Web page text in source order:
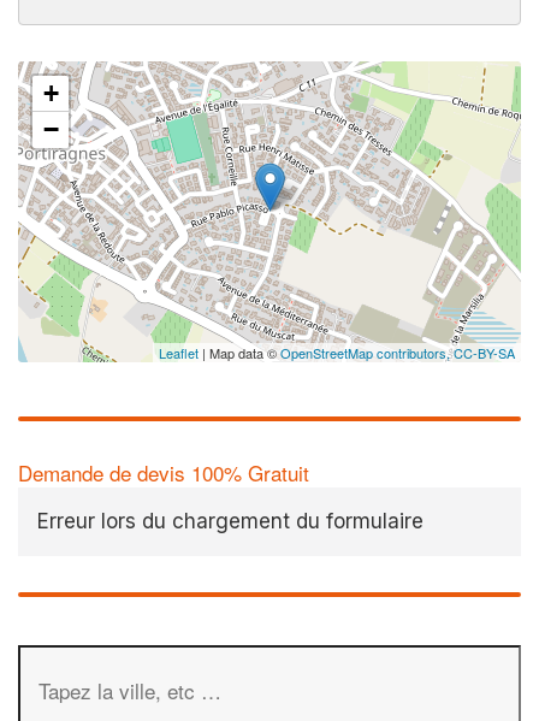
+
−
Leaflet | Map data ©OpenStreetMap contributors,CC-BY-SA
Demande de devis 100% Gratuit
Erreur lors du chargement du formulaire